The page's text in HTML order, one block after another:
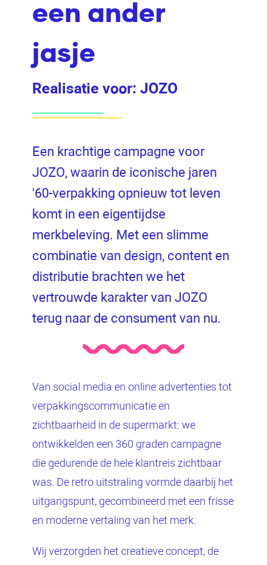
een ander
jasje
Realisatie voor: JOZO
Een krachtige campagne voor
JOZO, waarin de iconische jaren
'60-verpakking opnieuw tot leven
komt in een eigentijdse
merkbeleving. Met een slimme
combinatie van design, content en
distributie brachten we het
vertrouwde karakter van JOZO
terug naar de consument van nu.
Van social media en online advertenties tot
verpakkingscommunicatie en
zichtbaarheid in de supermarkt: we
ontwikkelden een 360 graden campagne
die gedurende de hele klantreis zichtbaar
was. De retro uitstraling vormde daarbij het
uitgangspunt, gecombineerd met een frisse
en moderne vertaling van het merk.
Wij verzorgden het creatieve concept, de